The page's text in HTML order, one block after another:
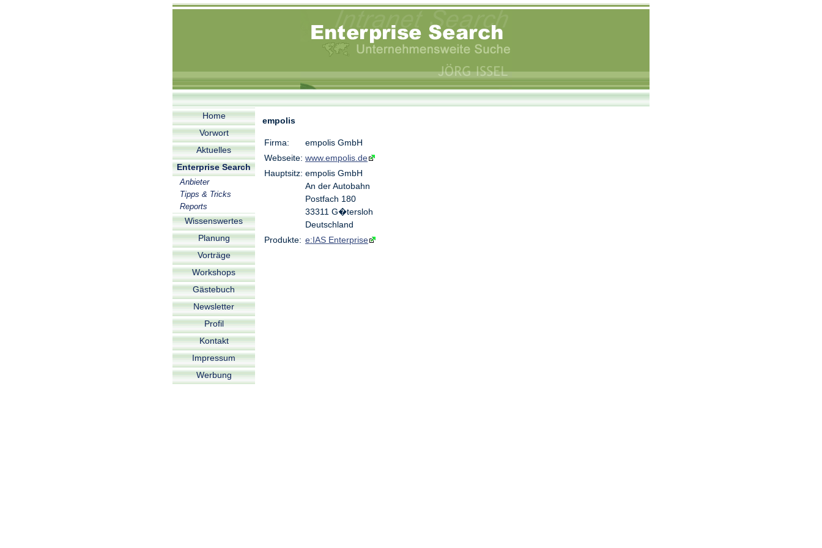
Home
Vorwort
Aktuelles
Enterprise Search
Anbieter
Tipps & Tricks
Reports
Wissenswertes
Planung
Vorträge
Workshops
Gästebuch
Newsletter
Profil
Kontakt
Impressum
Werbung
empolis
Firma:
empolis GmbH
Webseite: www.empolis.de
Hauptsitz: empolis GmbH
An der Autobahn
Postfach 180
33311 G�tersloh
Deutschland
Produkte: e:IAS Enterprise